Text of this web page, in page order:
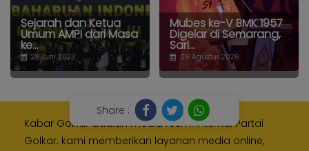
Share :
Sejarah dan Ketua
Umum AMPI dari Masa
ke...
28 Juni 2023
Mubes ke-V BMK 1957
Digelar di Semarang,
Sari...
09 Agustus 2026
Kabar Golkar adalah media resmi Internal Partai
Golkar. kami memberikan layanan media online,